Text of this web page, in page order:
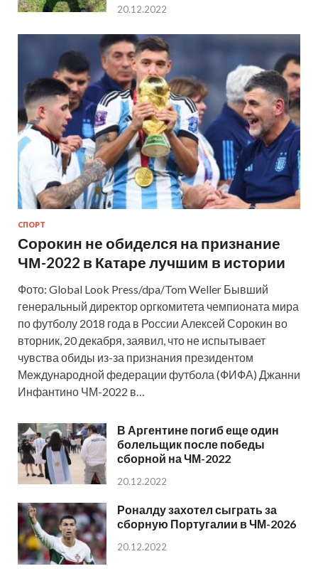
20.12.2022
СПОРТ
Сорокин не обиделся на признание
ЧМ-2022 в Катаре лучшим в истории
Фото: Global Look Press/dpa/Tom Weller Бывший
генеральный директор оргкомитета чемпионата мира
по футболу 2018 года в России Алексей Сорокин во
вторник, 20 декабря, заявил, что не испытывает
чувства обиды из-за признания президентом
Международной федерации футбола (ФИФА) Джанни
Инфантино ЧМ-2022 в…
В Аргентине погиб еще один
болельщик после победы
сборной на ЧМ-2022
20.12.2022
Роналду захотел сыграть за
сборную Португалии в ЧМ-2026
20.12.2022